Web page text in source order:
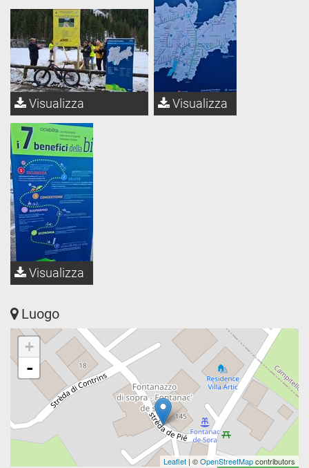
Visualizza Visualizza
Visualizza
Luogo
+
-
Leaflet | ©OpenStreetMapcontributors